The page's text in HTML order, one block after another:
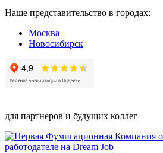
Наше представительство в городах:
Москва
Новосибирск
для партнеров и будущих коллег